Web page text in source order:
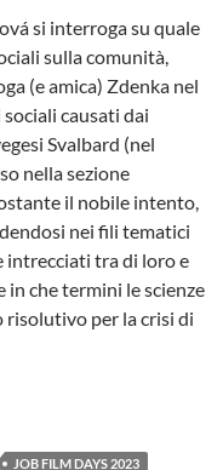
si interroga su quale
sulla comunità,
(e amica) Zdenka nel
causati dai
Svalbard (nel
nella sezione
il nobile intento,
nei fili tematici
intrecciati tra di loro e
che termini le scienze
risolutivo per la crisi di
DI VERONIKA LIŠKOVÁ
JOB FILM DAYS 2023